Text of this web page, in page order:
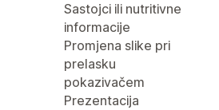
Sastojci ili nutritivne
informacije
Promjena slike pri
prelasku
pokazivačem
Prezentacija